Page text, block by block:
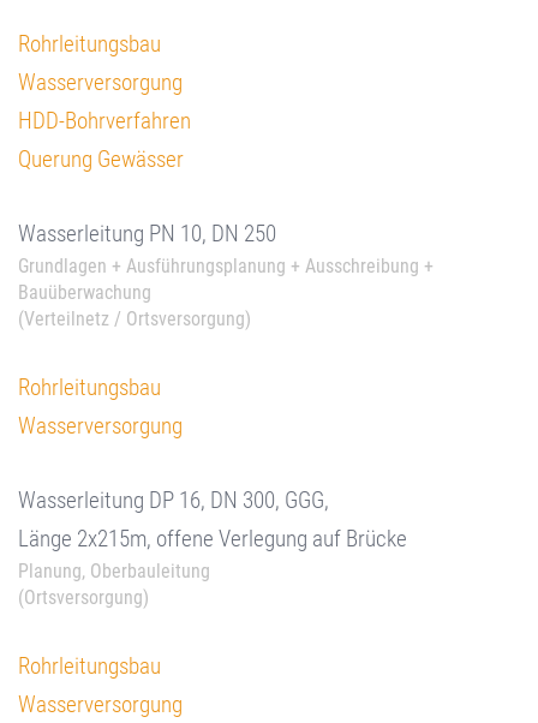
Rohrleitungsbau
Wasserversorgung
HDD-Bohrverfahren
Querung Gewässer
Wasserleitung PN 10, DN 250
Grundlagen + Ausführungsplanung + Ausschreibung +
Bauüberwachung
(Verteilnetz / Ortsversorgung)
Rohrleitungsbau
Wasserversorgung
Wasserleitung DP 16, DN 300, GGG,
Länge 2x215m, offene Verlegung auf Brücke
Planung, Oberbauleitung
(Ortsversorgung)
Rohrleitungsbau
Wasserversorgung